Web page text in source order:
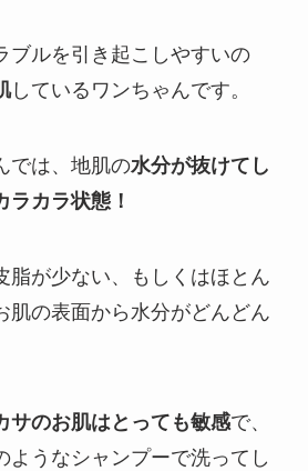
ブルを引き起こしやすいの
しているワンちゃんです。
では、地肌の水分が抜けてし
ラカラ状態！
脂が少ない、もしくはほとん
肌の表面から水分がどんどん
サのお肌はとっても敏感で、
ようなシャンプーで洗ってし